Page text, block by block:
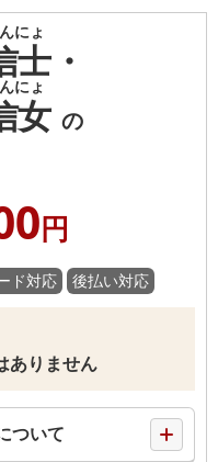
士・
女 の
円
ド対応 後払い対応
ありません
ついて